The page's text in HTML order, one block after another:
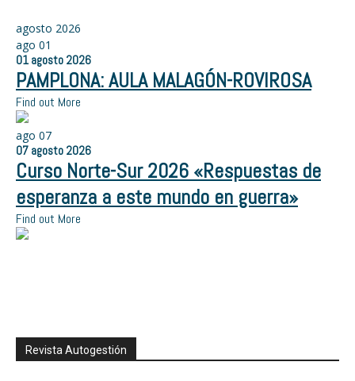
agosto 2026
ago 01
01 agosto 2026
PAMPLONA: AULA MALAGÓN-ROVIROSA
Find out More
ago 07
07 agosto 2026
Curso Norte-Sur 2026 «Respuestas de
esperanza a este mundo en guerra»
Find out More
Revista Autogestión